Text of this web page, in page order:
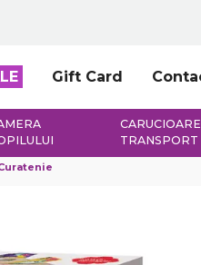
Gift Card
TRANSPORT